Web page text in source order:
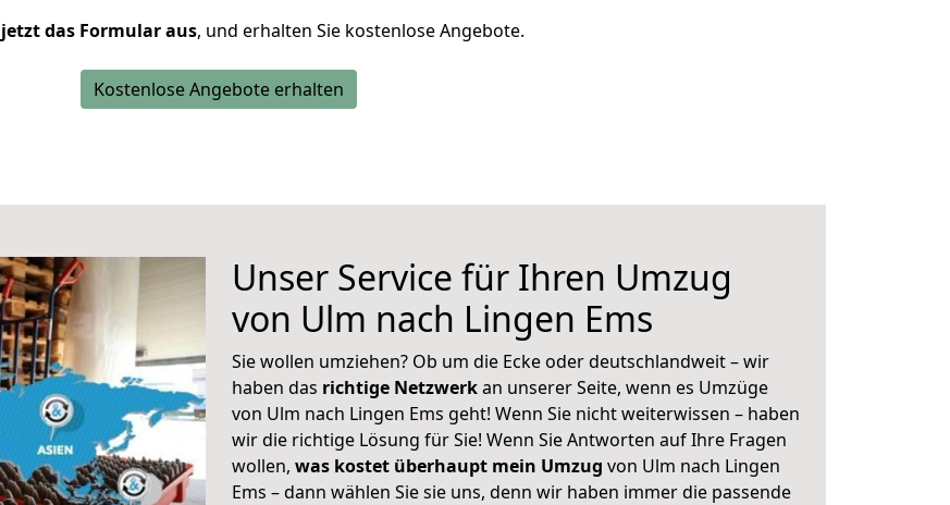
das Formular aus, und erhalten Sie kostenlose Angebote.
Kostenlose Angebote erhalten
Unser Service für Ihren Umzug
von Ulm nach Lingen Ems
Sie wollen umziehen? Ob um die Ecke oder deutschlandweit – wir
haben das richtige Netzwerkan unserer Seite, wenn es Umzüge
von Ulm nach Lingen Ems geht! Wenn Sie nicht weiterwissen – haben
wir die richtige Lösung für Sie! Wenn Sie Antworten auf Ihre Fragen
wollen, was kostet überhaupt mein Umzug von Ulm nach Lingen
Ems – dann wählen Sie sie uns, denn wir haben immer die passende